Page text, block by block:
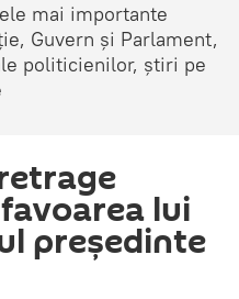
mai importante
Guvern și Parlament,
politicienilor, știri pe
lui
președinte